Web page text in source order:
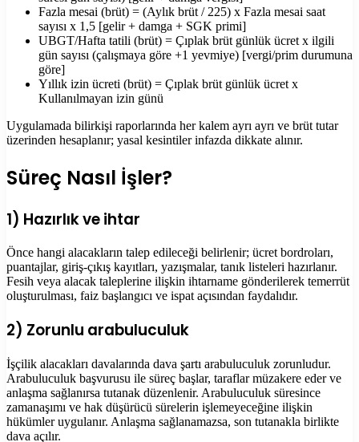
Fazla mesai (brüt) = (Aylık brüt / 225) x Fazla mesai saat
sayısı x 1,5 [gelir + damga + SGK primi]
UBGT/Hafta tatili (brüt) = Çıplak brüt günlük ücret x ilgili
gün sayısı (çalışmaya göre +1 yevmiye) [vergi/prim durumuna
göre]
Yıllık izin ücreti (brüt) = Çıplak brüt günlük ücret x
Kullanılmayan izin günü
Uygulamada bilirkişi raporlarında her kalem ayrı ayrı ve brüt tutar
üzerinden hesaplanır; yasal kesintiler infazda dikkate alınır.
Süreç Nasıl İşler?
1) Hazırlık ve ihtar
Önce hangi alacakların talep edileceği belirlenir; ücret bordroları,
puantajlar, giriş-çıkış kayıtları, yazışmalar, tanık listeleri hazırlanır.
Fesih veya alacak taleplerine ilişkin ihtarname gönderilerek temerrüt
oluşturulması, faiz başlangıcı ve ispat açısından faydalıdır.
2) Zorunlu arabuluculuk
İşçilik alacakları davalarında dava şartı arabuluculuk zorunludur.
Arabuluculuk başvurusu ile süreç başlar, taraflar müzakere eder ve
anlaşma sağlanırsa tutanak düzenlenir. Arabuluculuk süresince
zamanaşımı ve hak düşürücü sürelerin işlemeyeceğine ilişkin
hükümler uygulanır. Anlaşma sağlanamazsa, son tutanakla birlikte
dava açılır.